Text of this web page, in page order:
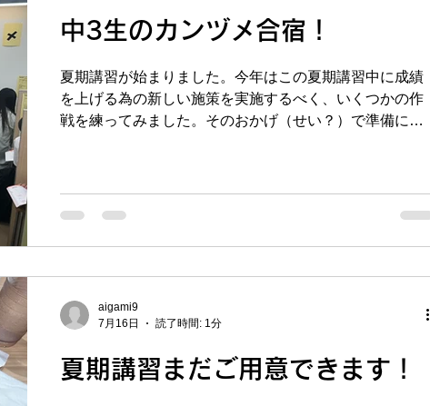
中3生のカンヅメ合宿！
夏期講習が始まりました。今年はこの夏期講習中に成績
を上げる為の新しい施策を実施するべく、いくつかの作
戦を練ってみました。そのおかげ（せい？）で準備に時
～」と言いながら雨の日の雨宿りのようにしばらくスマ
立ち寄ってくれるような場所であり続けたいです♬ さ
て、長町南校で毎年恒例の中３生のカンヅメ合宿が始ま
なしで、朝９時から夜9時までの12時間を3日間！昨年の9
弱点を潰していきます。途中で楽しい企画もあり、ただ
勉強しっぱなしという訳でもありません＾＾毎年この合
夏期講習まだご用意できます！
aigami9
7月16日
読了時間: 1分